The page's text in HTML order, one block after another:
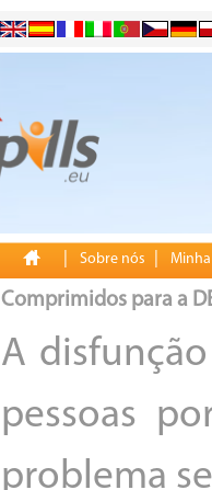
Sobre nós
Comprimidos para a
A
pessoas
problema